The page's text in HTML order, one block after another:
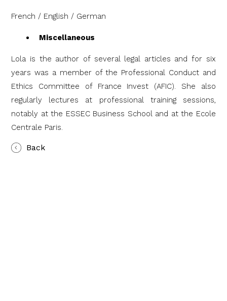
French / English / German
Miscellaneous
Lola is the author of several legal articles and for six
years was a member of the Professional Conduct and
Ethics Committee of France Invest (AFIC). She also
regularly lectures at professional training sessions,
notably at the ESSEC Business School and at the Ecole
Centrale Paris.
Back